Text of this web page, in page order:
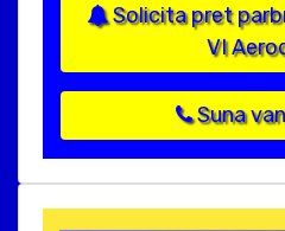
Solicita pret
VI
Suna